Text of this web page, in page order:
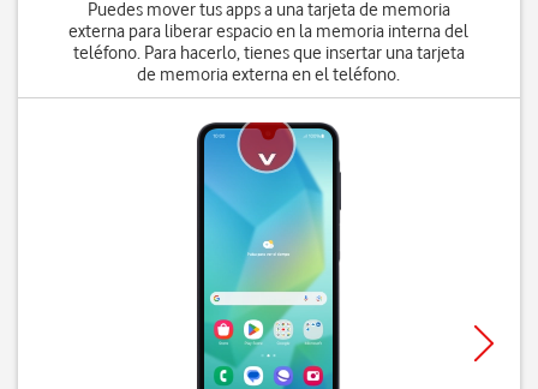
Puedes mover tus apps a una tarjeta de memoria
externa para liberar espacio en la memoria interna del
teléfono. Para hacerlo, tienes que insertar una tarjeta
de memoria externa en el teléfono.